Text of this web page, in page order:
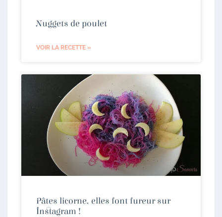
Nuggets de poulet
VOIR LA RECETTE »
Pâtes licorne, elles font fureur sur
Instagram !